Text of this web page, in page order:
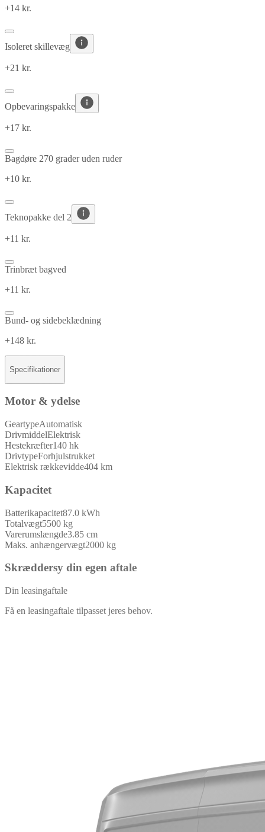
+14 kr.
Isoleret skillevæg
+21 kr.
Opbevaringspakke
+17 kr.
Bagdøre 270 grader uden ruder
+10 kr.
Teknopakke del 2
+11 kr.
Trinbræt bagved
+11 kr.
Bund- og sidebeklædning
+148 kr.
Specifikationer
Motor & ydelse
GeartypeAutomatisk
DrivmiddelElektrisk
Hestekræfter140 hk
DrivtypeForhjulstrukket
Elektrisk rækkevidde404 km
Kapacitet
Batterikapacitet87.0 kWh
Totalvægt5500 kg
Varerumslængde3.85 cm
Maks. anhængervægt2000 kg
Skræddersy din egen aftale
Din leasingaftale
Få en leasingaftale tilpasset jeres behov.